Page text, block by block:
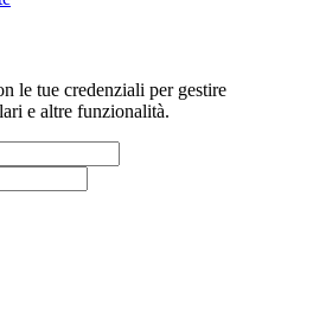
le tue credenziali per gestire
e altre funzionalità.